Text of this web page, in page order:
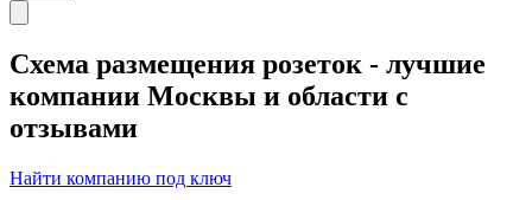
Схема размещения розеток - лучшие
компании Москвы и области с
отзывами
Найти компанию под ключ